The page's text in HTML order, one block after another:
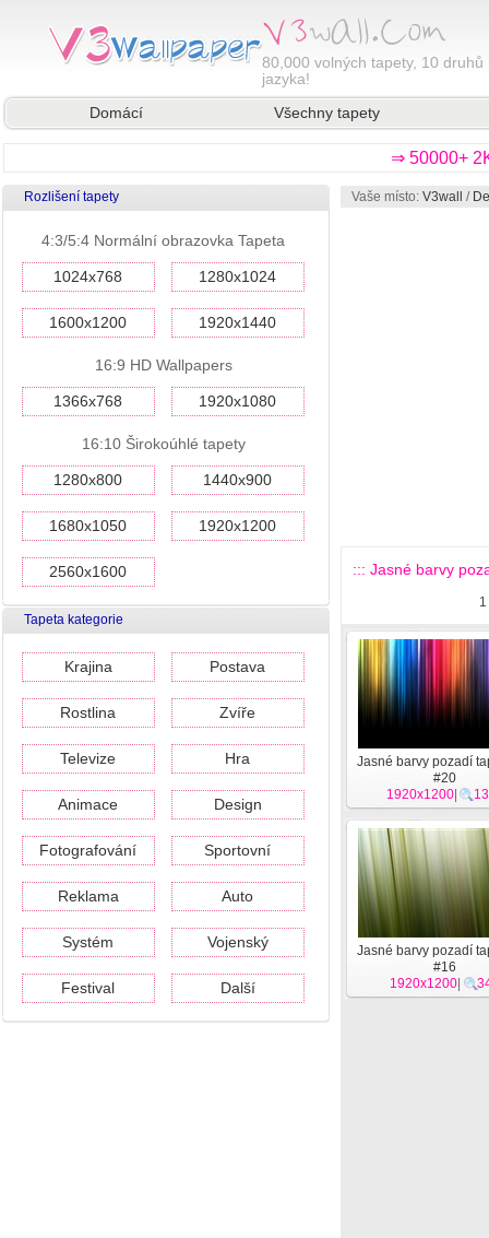
80,000 volných tapety, 10 druhů
jazyka!
Domácí
Všechny tapety
⇒ 50000+
Rozlišení tapety
4:3/5:4 Normální obrazovka Tapeta
1024x768 1280x1024
1600x1200 1920x1440
16:9 HD Wallpapers
1366x768 1920x1080
16:10 Širokoúhlé tapety
1280x800 1440x900
1680x1050 1920x1200
2560x1600
Tapeta kategorie
Krajina Postava
Rostlina Zvíře
Televize Hra
Animace Design
Fotografování Sportovní
Reklama Auto
Systém Vojenský
Festival Další
Vaše místo: V3wall /
::: Jasné barvy
1
Jasné barvy pozadí
#20
1920x1200
Jasné barvy pozadí
#16
1920x1200